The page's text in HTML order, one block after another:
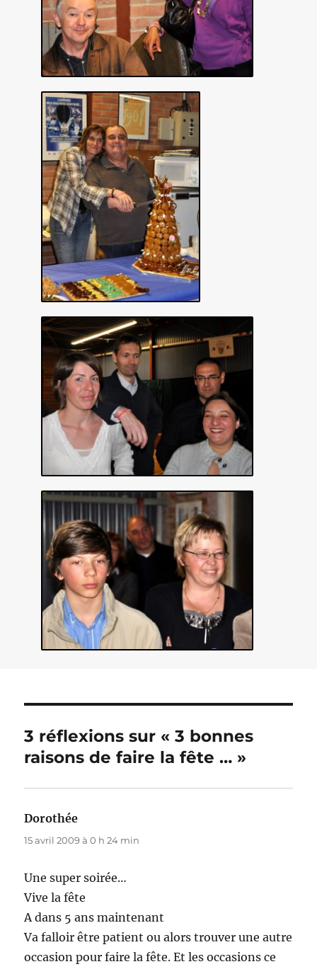
3 réflexions sur « 3 bonnes
raisons de faire la fête … »
Dorothée
15 avril 2009 à 0 h 24 min
Une super soirée…
Vive la fête
A dans 5 ans maintenant
Va falloir être patient ou alors trouver une autre
occasion pour faire la fête. Et les occasions ce